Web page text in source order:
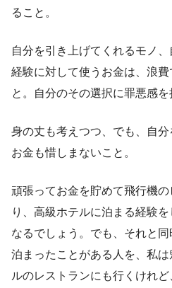
ること。
自分を引き上げてくれるモノ
経験に対して使うお金は、浪
と。自分のその選択に罪悪感を
身の丈も考えつつ、でも、自分
お金も惜しまないこと。
頑張ってお金を貯めて飛行機
り、高級ホテルに泊まる経験
なるでしょう。でも、それと
泊まったことがある人を、私
ルのレストランにも行くけれ